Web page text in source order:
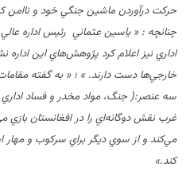
حركت درآوردن ماشين جنگي خود و ناامن
چنانچه : «ياسين عثماني رئيس اداره عالي
اداري نيز اعلام كرد پژوهش‌هاي اين
خارجي‌ها دست دارند.»؛ « به گفته
سه عنصر:( جنگ، مواد مخدر و فساد
غرب نقش دوگانه‌اي را در افغانستان
مي‌كند و از سوي ديگر براي سركوب و مهار
كند.»